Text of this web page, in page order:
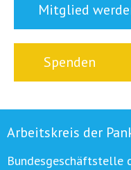
Mitglied
Spenden
Arbeitskreis der
Bundesgeschäftstelle